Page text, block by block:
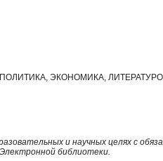
ЭКОНОМИКА,
и научных целях с
библиотеки.